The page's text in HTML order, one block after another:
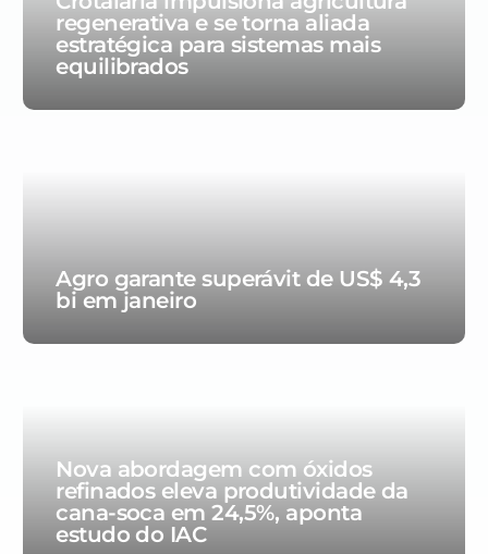
regenerativa e se torna aliada
estratégica para sistemas mais
equilibrados
Agro garante superávit de US$ 4,3
bi em janeiro
Nova abordagem com óxidos
refinados eleva produtividade da
cana-soca em 24,5%, aponta
estudo do IAC